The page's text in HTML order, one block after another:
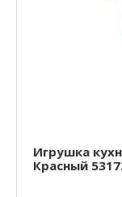
Игрушка
Красный